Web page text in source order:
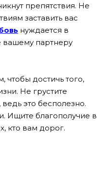
препятствия. Не
заставить вас
нуждается в
вашему партнеру
чтобы достичь того,
Не грустите
это бесполезно.
Ищите благополучие в
кто вам дорог.